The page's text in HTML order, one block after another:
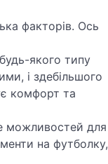
факторів. Ось
якого типу
і здебільшого
комфорт та
можливостей для
на футболку,